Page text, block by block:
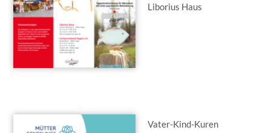
Liborius Haus
Vater-Kind-Kuren